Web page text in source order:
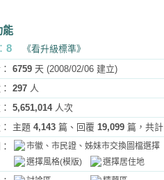
能
： 8
《看升級標準》
6759 天 (2008/02/06 建立)
297 人
5,651,014人次
主題 4,143 篇、回覆 19,099 篇，共計
市徽、市民證、姊妹市交換圖檔選擇
選擇風格(模版)
選擇居住地